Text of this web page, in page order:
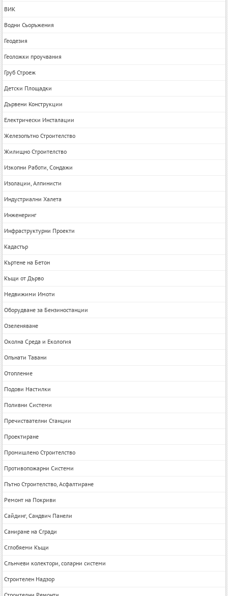
ВИК
Водни Съоръжения
Геодезия
Геоложки проучвания
Груб Строеж
Детски Площадки
Дървени Конструкции
Електрически Инсталации
Железопътно Строителство
Жилищно Строителство
Изкопни Работи, Сондажи
Изолации, Алпинисти
Индустриални Халета
Инженеринг
Инфраструктурни Проекти
Кадастър
Къртене на Бетон
Къщи от Дърво
Недвижими Имоти
Оборудване за Бензиностанции
Озеленяване
Околна Среда и Екология
Опънати Тавани
Отопление
Подови Настилки
Поливни Системи
Пречиствателни Станции
Проектиране
Промишлено Строителство
Противопожарни Системи
Пътно Строителство, Асфалтиране
Ремонт на Покриви
Сайдинг, Сандвич Панели
Саниране на Сгради
Сглобяеми Къщи
Слънчеви колектори, соларни системи
Строителен Надзор